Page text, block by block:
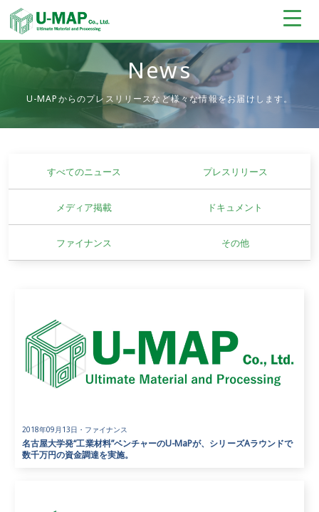
News
U-MAPからのプレスリリースなど様々な情報をお届けします。
すべてのニュース プレスリリース
メディア掲載 ドキュメント
ファイナンス その他
2018年09月13日 ・ ファイナンス
名古屋大学発“工業材料”ベンチャーのU-MaPが、シリーズAラウンドで
数千万円の資金調達を実施。